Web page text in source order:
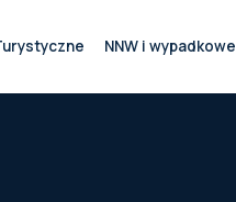
NNW i wypadkowe